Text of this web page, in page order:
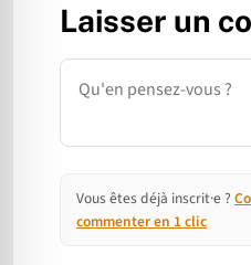
Laisser un
Commentaire
Vous êtes déjà inscrit·e ?
commenter en 1 clic